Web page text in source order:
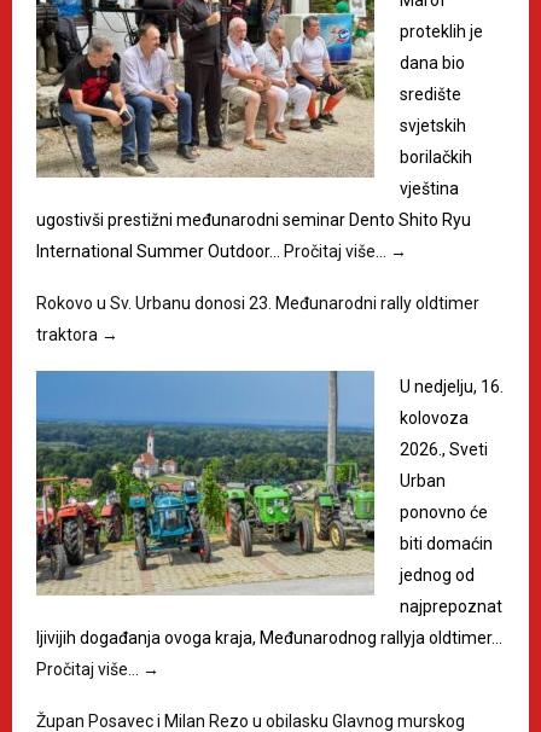
proteklih je
dana bio
središte
svjetskih
borilačkih
vještina
ugostivši prestižni međunarodni seminar Dento Shito Ryu
International Summer Outdoor…
Pročitaj više… →
Rokovo u Sv. Urbanu donosi 23. Međunarodni rally oldtimer
traktora →
U nedjelju, 16.
kolovoza
2026., Sveti
Urban
ponovno će
biti domaćin
jednog od
najprepoznat
ljivijih događanja ovoga kraja, Međunarodnog rallyja oldtimer…
Pročitaj više…
→
Župan Posavec i Milan Rezo u obilasku Glavnog murskog